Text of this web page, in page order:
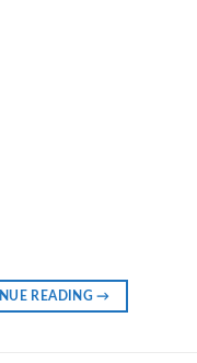
READING→